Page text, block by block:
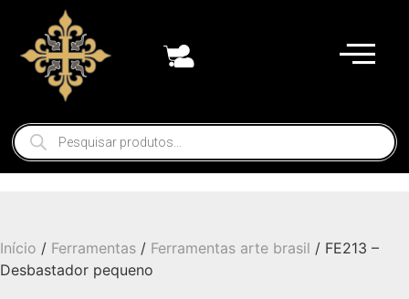
Início / Ferramentas / Ferramentas arte brasil / FE213 –
Desbastador pequeno